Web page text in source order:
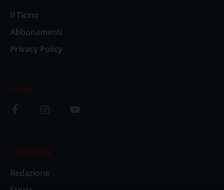
Il Ticino
Abbonamenti
Privacy Policy
Social
L’editoriale
Redazione